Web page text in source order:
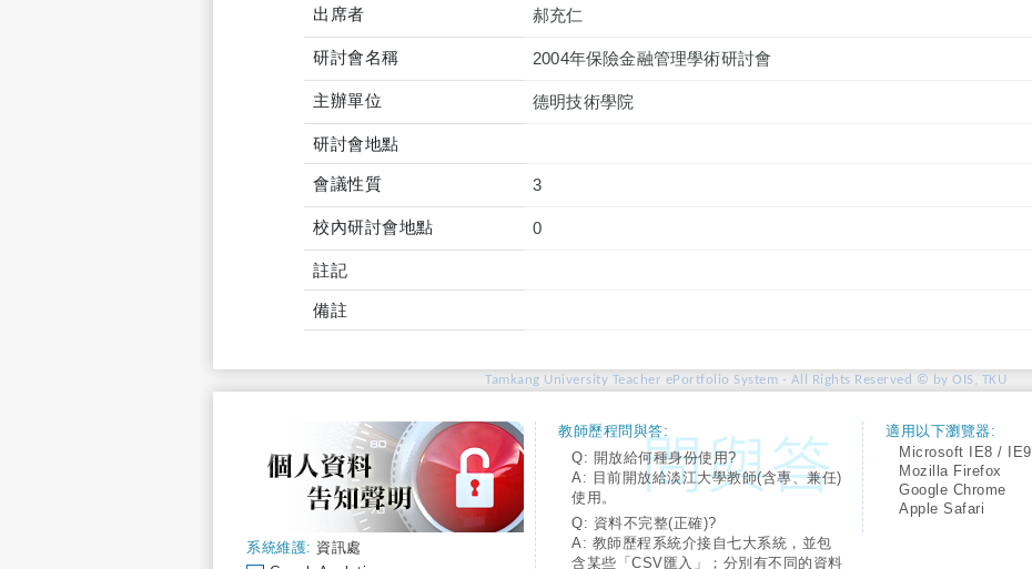
出席者 郝充仁
研討會名稱 2004年保險金融管理學術研討會
主辦單位 德明技術學院
研討會地點
會議性質 3
校內研討會地點 0
註記
備註
Tamkang University Teacher ePortfolio System - All Rights Reserved © by OIS, TKU
系統維護: 資訊處
教師歷程問與答:
Q: 開放給何種身份使用?
A: 目前開放給淡江大學教師(含專、兼任)
使用。
Q: 資料不完整(正確)?
A: 教師歷程系統介接自七大系統，並包
含某些「CSV匯入」；分別有不同的資料
適用以下瀏覽器:
Microsoft IE8 / IE9
Mozilla Firefox
Google Chrome
Apple Safari